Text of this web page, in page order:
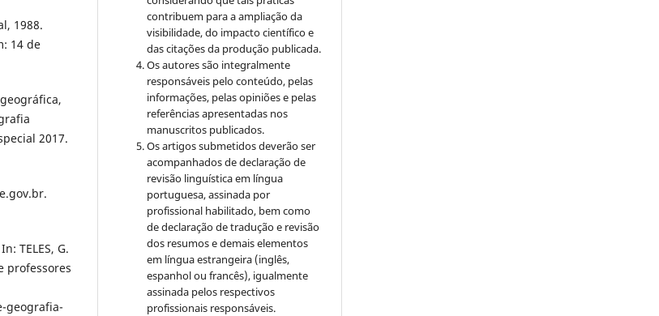
1988.
14 de
2017.
TELES, G.
professores
geografia-
contribuem para a ampliação da
visibilidade, do impacto científico e
das citações da produção publicada.
Os autores são integralmente
responsáveis pelo conteúdo, pelas
informações, pelas opiniões e pelas
referências apresentadas nos
manuscritos publicados.
Os artigos submetidos deverão ser
acompanhados de declaração de
revisão linguística em língua
portuguesa, assinada por
profissional habilitado, bem como
de declaração de tradução e revisão
dos resumos e demais elementos
em língua estrangeira (inglês,
espanhol ou francês), igualmente
assinada pelos respectivos
profissionais responsáveis.